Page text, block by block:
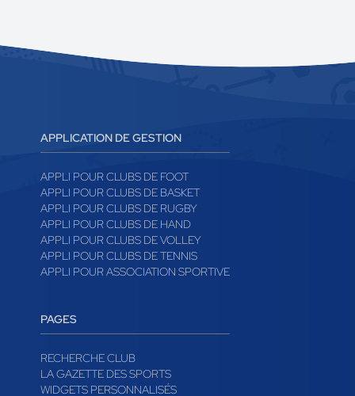
APPLICATION DE GESTION
APPLI POUR CLUBS DE FOOT
APPLI POUR CLUBS DE BASKET
APPLI POUR CLUBS DE RUGBY
APPLI POUR CLUBS DE HAND
APPLI POUR CLUBS DE VOLLEY
APPLI POUR CLUBS DE TENNIS
APPLI POUR ASSOCIATION SPORTIVE
PAGES
RECHERCHE CLUB
LA GAZETTE DES SPORTS
WIDGETS PERSONNALISÉS